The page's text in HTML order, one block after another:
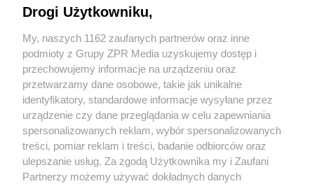
Danie na bazie makaronu to idealna kolacja po ciężkim dniu – szybka do
zrobienia, sycąca, dzięki dodatkowi warzyw stanowi wartościowy
posiłek. Duży wybór pysznych sosów sprawia, że makaron nigdy się nie
znudzi. Polubią je nie tylko amatorzy kuchni wegańskiej.
Szukasz innych wydań ?
Sprawdź archiwum
Drogi Użytkowniku,
My, naszych 1162 zaufanych partnerów oraz inne
podmioty z Grupy ZPR Media uzyskujemy dostęp i
przechowujemy informacje na urządzeniu oraz
przetwarzamy dane osobowe, takie jak unikalne
identyfikatory, standardowe informacje wysyłane przez
urządzenie czy dane przeglądania w celu zapewniania
spersonalizowanych reklam, wybór spersonalizowanych
treści, pomiar reklam i treści, badanie odbiorców oraz
ulepszanie usług. Za zgodą Użytkownika my i Zaufani
Partnerzy możemy używać dokładnych danych